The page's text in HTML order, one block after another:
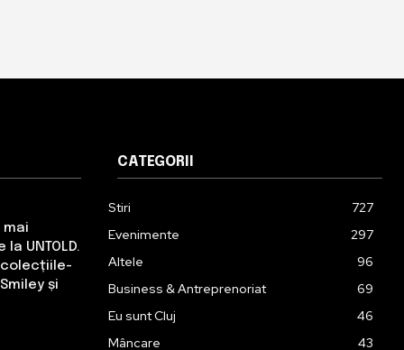
mai
UNTOLD.
colecțiile-
și
CATEGORII
Stiri
727
Evenimente
297
Altele
96
Business & Antreprenoriat
69
Eu sunt Cluj
46
Mâncare
43